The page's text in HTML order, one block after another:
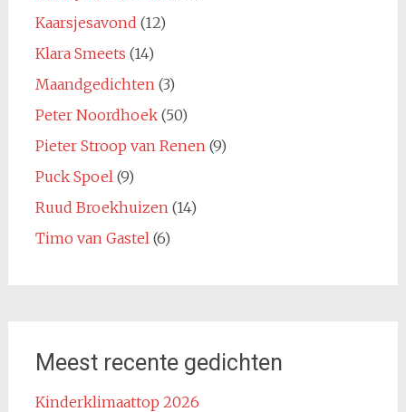
Kaarsjesavond (12)
Klara Smeets (14)
Maandgedichten (3)
Peter Noordhoek(50)
Pieter Stroop van Renen (9)
Puck Spoel (9)
Ruud Broekhuizen (14)
Timo van Gastel (6)
Meest recente gedichten
Kinderklimaattop 2026